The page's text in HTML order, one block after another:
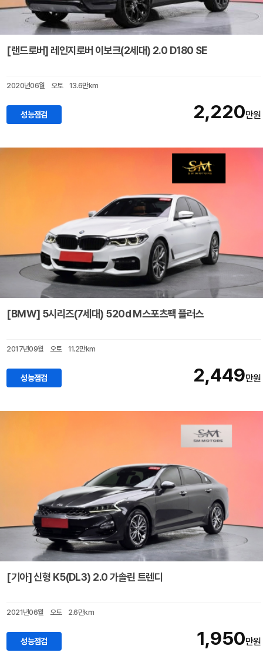
[랜드로버] 레인지로버 이보크(2세대) 2.0 D180 SE
2020년06월 오토 13.6만km
성능점검 2,220만원
[BMW] 5시리즈(7세대) 520d M스포츠팩 플러스
2017년09월 오토 11.2만km
성능점검 2,449만원
[기아] 신형 K5(DL3) 2.0 가솔린 트렌디
2021년06월 오토 2.6만km
성능점검 1,950만원